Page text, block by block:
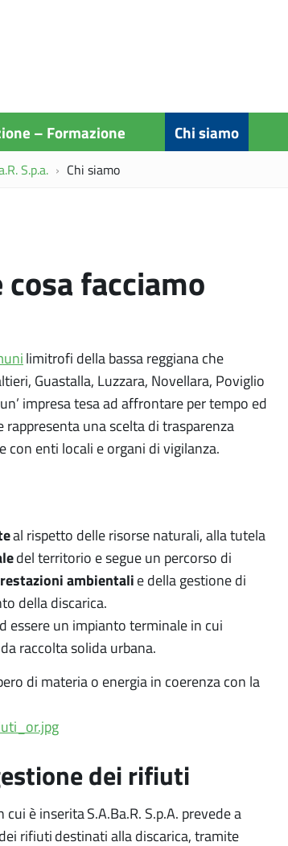
– Formazione Chi siamo
S.p.a. Chi siamo
facciamo
limitrofi della bassa reggiana che
Guastalla, Luzzara, Novellara, Poviglio
’ impresa tesa ad affrontare per tempo ed
rappresenta una scelta di trasparenza
con enti locali e organi di vigilanza.
al rispetto delle risorse naturali, alla tutela
del territorio e segue un percorso di
ambientali e della gestione di
della discarica.
essere un impianto terminale in cui
raccolta solida urbana.
di materia o energia in coerenza con la
dei rifiuti
è inserita S.A.Ba.R. S.p.A. prevede a
rifiuti destinati alla discarica, tramite